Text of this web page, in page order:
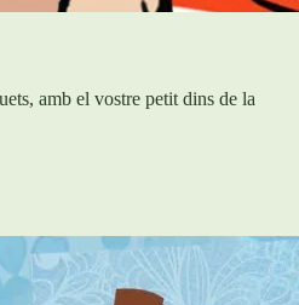
amb el vostre petit dins de la